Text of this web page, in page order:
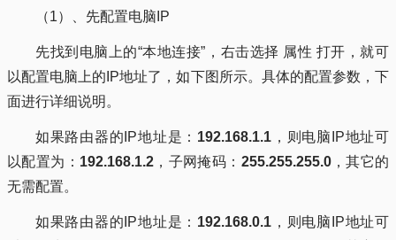
（1）、先配置电脑IP
先找到电脑上的“本地连接”，右击选择 属性 打开，就可
以配置电脑上的IP地址了，如下图所示。具体的配置参数，下
面进行详细说明。
如果路由器的IP地址是： 192.168.1.1 ，则电脑IP地址可
以配置为： 192.168.1.2，子网掩码： 255.255.255.0，其它的
无需配置。
如果路由器的IP地址是： 192.168.0.1 ，则电脑IP地址可